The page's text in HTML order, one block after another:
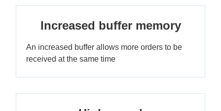
Increased buffer memory
An increased buffer allows more orders to be
received at the same time